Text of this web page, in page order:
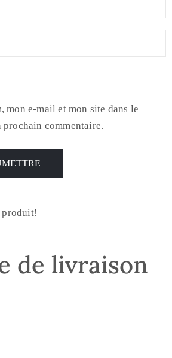
mon e-mail et mon site dans le
commentaire.
produit!
de livraison